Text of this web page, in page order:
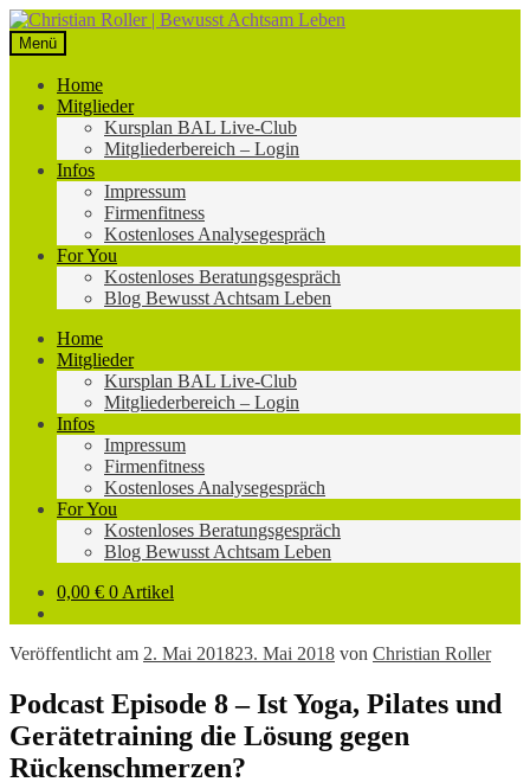
Zur
Navigation
springen
Zum
Inhalt
springen
Menü
Home
Mitglieder
Kursplan BAL Live-Club
Mitgliederbereich – Login
Infos
Impressum
Firmenfitness
Kostenloses Analysegespräch
For You
Kostenloses Beratungsgespräch
Blog Bewusst Achtsam Leben
Home
Mitglieder
Kursplan BAL Live-Club
Mitgliederbereich – Login
Infos
Impressum
Firmenfitness
Kostenloses Analysegespräch
For You
Kostenloses Beratungsgespräch
Blog Bewusst Achtsam Leben
0,00 € 0 Artikel
Veröffentlicht am 2. Mai 201823. Mai 2018 von Christian Roller
Podcast Episode 8 – Ist Yoga, Pilates und
Gerätetraining die Lösung gegen
Rückenschmerzen?